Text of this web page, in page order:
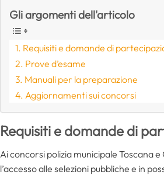
Gli argomenti dell'articolo
Requisiti e domande di
Prove d’esame
Manuali per la preparazione
Aggiornamenti sui concorsi
Requisiti e domande di
Ai concorsi polizia municipale Toscana
l’accesso alle selezioni pubbliche e in